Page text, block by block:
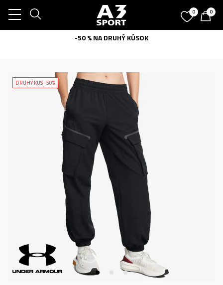
0 0
-50 % NA DRUHÝ KÚSOK
DRUHÝ KUS -50%